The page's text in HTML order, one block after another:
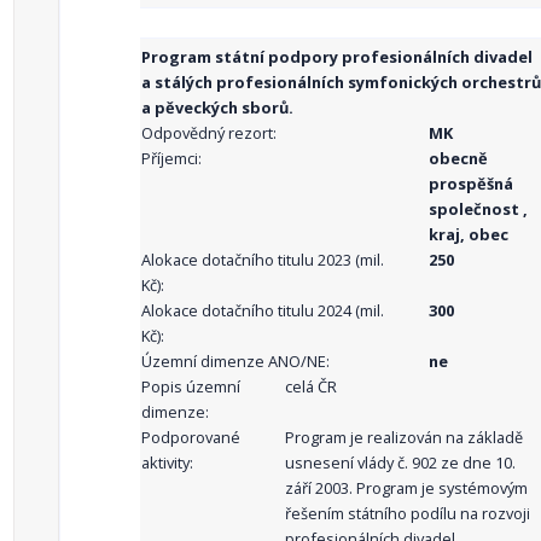
Program státní podpory profesionálních divadel
a stálých profesionálních symfonických orchestrů
a pěveckých sborů.
Odpovědný rezort:
MK
Příjemci:
obecně
prospěšná
společnost ,
kraj, obec
Alokace dotačního titulu 2023 (mil.
Kč):
250
Alokace dotačního titulu 2024 (mil.
Kč):
300
Územní dimenze ANO/NE:
ne
Popis územní
dimenze:
celá ČR
Podporované
aktivity:
Program je realizován na základě
usnesení vlády č. 902 ze dne 10.
září 2003. Program je systémovým
řešením státního podílu na rozvoji